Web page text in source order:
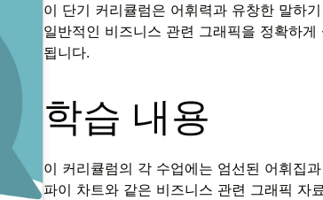
이 단기 커리큘럼은 어휘력과 유창한 말하
일반적인 비즈니스 관련 그래픽을 정확하게
됩니다.
학습 내용
이 커리큘럼의 각 수업에는 엄선된 어휘집
파이 차트와 같은 비즈니스 관련 그래픽 자